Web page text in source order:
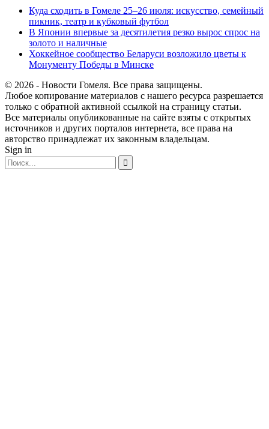
Куда сходить в Гомеле 25–26 июля: искусство, семейный
пикник, театр и кубковый футбол
В Японии впервые за десятилетия резко вырос спрос на
золото и наличные
Хоккейное сообщество Беларуси возложило цветы к
Монументу Победы в Минске
© 2026 - Новости Гомеля. Все права защищены.
Любое копирование материалов с нашего ресурса разрешается
только с обратной активной ссылкой на страницу статьи.
Все материалы опубликованные на сайте взяты с открытых
источников и других порталов интернета, все права на
авторство принадлежат их законным владельцам.
Sign in